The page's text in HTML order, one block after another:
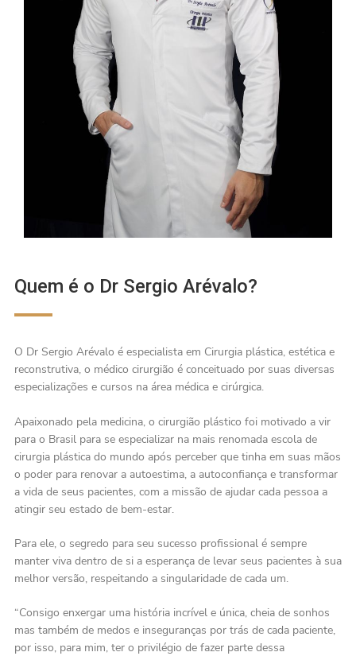
Quem é o Dr Sergio Arévalo?
O Dr Sergio Arévalo é especialista em Cirurgia plástica, estética e
reconstrutiva, o médico cirurgião é conceituado por suas diversas
especializações e cursos na área médica e cirúrgica.
Apaixonado pela medicina, o cirurgião plástico foi motivado a vir
para o Brasil para se especializar na mais renomada escola de
cirurgia plástica do mundo após perceber que tinha em suas mãos
o poder para renovar a autoestima, a autoconfiança e transformar
a vida de seus pacientes, com a missão de ajudar cada pessoa a
atingir seu estado de bem-estar.
Para ele, o segredo para seu sucesso profissional é sempre
manter viva dentro de si a esperança de levar seus pacientes à sua
melhor versão, respeitando a singularidade de cada um.
“Consigo enxergar uma história incrível e única, cheia de sonhos
mas também de medos e inseguranças por trás de cada paciente,
por isso, para mim, ter o privilégio de fazer parte dessa